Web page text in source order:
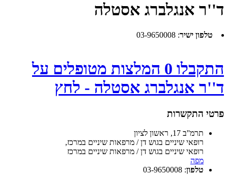
ד''ר אנגלברג אסטלה
טלפון ישיר:
03-9650008
התקבלו 0 המלצות מטופלים על
ד''ר אנגלברג אסטלה - לחץ
פרטי התקשרות
תרמ''ב 17, ראשון לציון
רופאי שיניים בגוש דן / מרפאות שיניים במרכז,
רופאי שיניים בגוש דן / מרפאות שיניים במרכז
מפה
טלפון:
03-9650008